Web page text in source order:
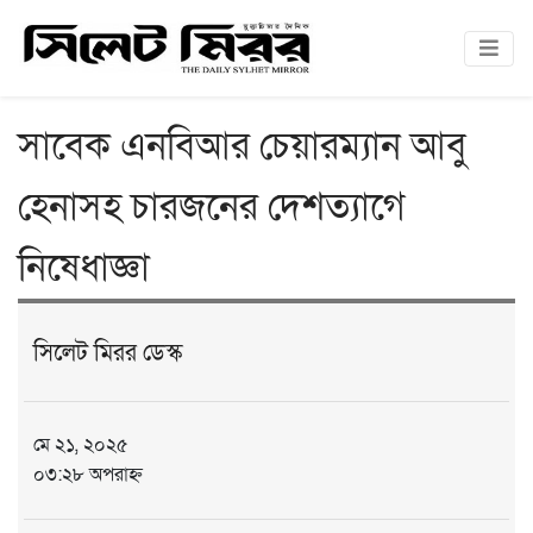
সাবেক এনবিআর চেয়ারম্যান আবু
হেনাসহ চারজনের দেশত্যাগে
নিষেধাজ্ঞা
সিলেট মিরর ডেস্ক
মে ২১, ২০২৫
০৩:২৮ অপরাহ্ন